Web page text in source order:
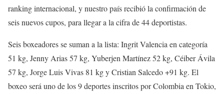
ranking internacional, y nuestro país recibió la confirmación de
seis nuevos cupos, para llegar a la cifra de 44 deportistas.
Seis boxeadores se suman a la lista: Ingrit Valencia en categoría
51 kg, Jenny Arias 57 kg, Yuberjen Martínez 52 kg, Céiber Ávila
57 kg, Jorge Luis Vivas 81 kg y Cristian Salcedo +91 kg. El
boxeo será uno de los 9 deportes inscritos por Colombia en Tokio,